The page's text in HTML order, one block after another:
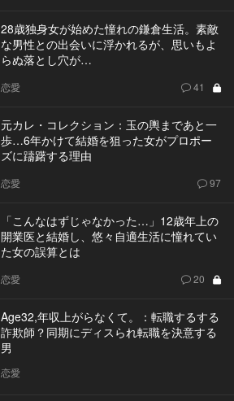
28歳独身女が始めた憧れの鎌倉生活。素敵
な男性との出会いに浮かれるが、思いもよ
らぬ落とし穴が…
恋愛 41
元カレ・コレクション：玉の輿まであと一
歩…6年かけて結婚を狙った女がプロポー
ズに躊躇する理由
恋愛 97
「こんなはずじゃなかった…」12歳年上の
開業医と結婚し、悠々自適生活に憧れてい
た女の誤算とは
恋愛 20
Age32,年収上がらなくて。：転職するする
詐欺師？同期にディスられ転職を決意する
男
恋愛